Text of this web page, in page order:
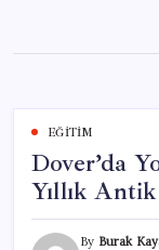
content
EĞITIM
Dover’da
Yıllık
By Burak